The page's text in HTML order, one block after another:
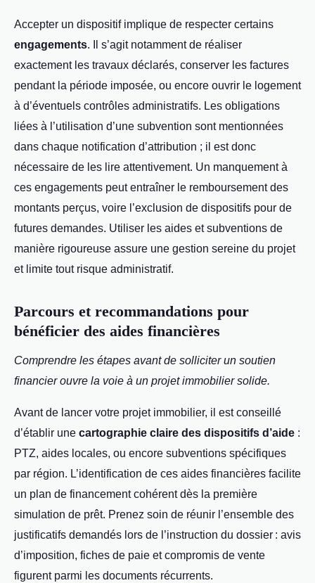
Accepter un dispositif implique de respecter certains
engagements. Il s’agit notamment de réaliser
exactement les travaux déclarés, conserver les factures
pendant la période imposée, ou encore ouvrir le logement
à d’éventuels contrôles administratifs. Les obligations
liées à l’utilisation d’une subvention sont mentionnées
dans chaque notification d’attribution ; il est donc
nécessaire de les lire attentivement. Un manquement à
ces engagements peut entraîner le remboursement des
montants perçus, voire l’exclusion de dispositifs pour de
futures demandes. Utiliser les aides et subventions de
manière rigoureuse assure une gestion sereine du projet
et limite tout risque administratif.
Parcours et recommandations pour
bénéficier des aides financières
Comprendre les étapes avant de solliciter un soutien
financier ouvre la voie à un projet immobilier solide.
Avant de lancer votre projet immobilier, il est conseillé
d’établir une cartographie claire des dispositifs d’aide :
PTZ, aides locales, ou encore subventions spécifiques
par région. L’identification de ces aides financières facilite
un plan de financement cohérent dès la première
simulation de prêt. Prenez soin de réunir l’ensemble des
justificatifs demandés lors de l’instruction du dossier : avis
d’imposition, fiches de paie et compromis de vente
figurent parmi les documents récurrents.